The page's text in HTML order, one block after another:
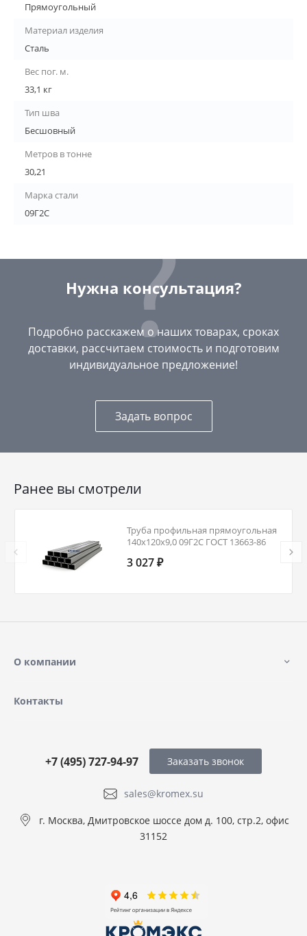
Прямоугольный
Материал изделия
Сталь
Вес пог. м.
33,1 кг
Тип шва
Бесшовный
Метров в тонне
30,21
Марка стали
09Г2С
Нужна консультация?
Подробно расскажем о наших товарах, сроках
доставки, рассчитаем стоимость и подготовим
индивидуальное предложение!
Задать вопрос
Ранее вы смотрели
Труба профильная прямоугольная
140х120х9,0 09Г2С ГОСТ 13663-86
3 027 ₽
О компании
Контакты
sales@kromex.su
+7 (495) 727-94-97
г. Москва, Дмитровское шоссе дом д. 100, стр.2, офис
31152
Заказать звонок